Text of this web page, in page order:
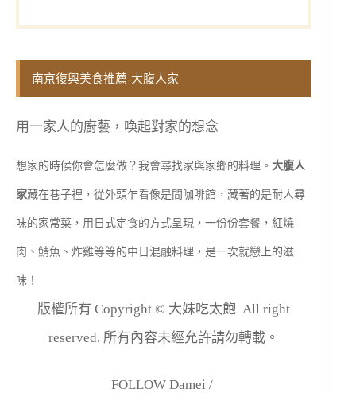
南京復興美食推薦-大腹人家
用一家人的廚藝，喚起對家的想念
想家的時候你會怎麼做？我會尋找家與家鄉的料理。 大腹人
家藏在巷子裡，從外頭乍看像是間咖啡館，藏著的是耐人尋
味的家常菜，用日式定食的方式呈現，一份份套餐，紅燒
肉、鯖魚、炸雞等等的中日混融料理，是一次就戀上的滋
味！
版權所有 Copyright © 大妹吃太飽 All right
reserved. 所有內容未經允許請勿轉載。
FOLLOW Damei /